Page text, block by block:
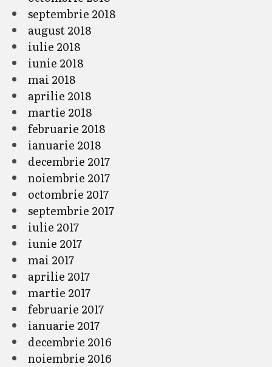
septembrie 2018
august 2018
iulie 2018
iunie 2018
mai 2018
aprilie 2018
martie 2018
februarie 2018
ianuarie 2018
decembrie 2017
noiembrie 2017
octombrie 2017
septembrie 2017
iulie 2017
iunie 2017
mai 2017
aprilie 2017
martie 2017
februarie 2017
ianuarie 2017
decembrie 2016
noiembrie 2016